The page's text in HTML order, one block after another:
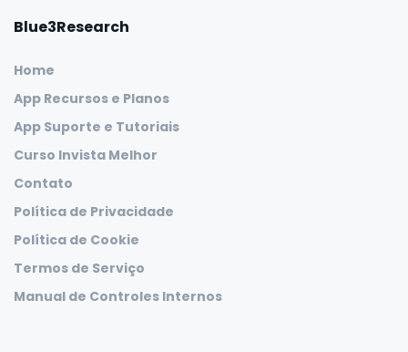
Blue3Research
Home
App Recursos e Planos
App Suporte e Tutoriais
Curso Invista Melhor
Contato
Política de Privacidade
Política de Cookie
Termos de Serviço
Manual de Controles Internos